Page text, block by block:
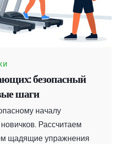
безопасный
шаги
началу
Рассчитаем
щадящие упражнения